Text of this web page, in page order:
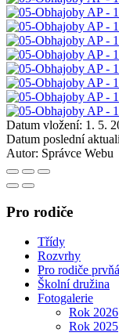
Datum vložení: 1. 5.
Datum poslední
Autor: Správce Webu
Pro rodiče
Třídy
Rozvrhy
Pro rodiče
Školní družina
Fotogalerie
Rok 2026
Rok 2025